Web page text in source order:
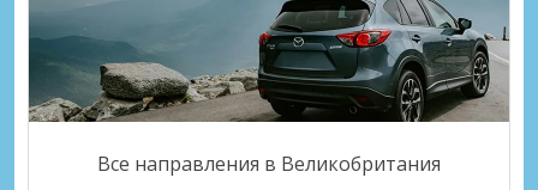
Все направления в Великобритания